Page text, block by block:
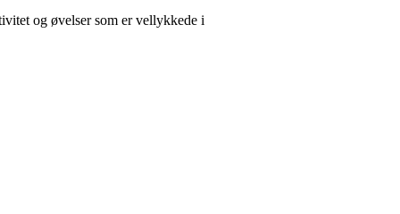
og øvelser som er vellykkede i